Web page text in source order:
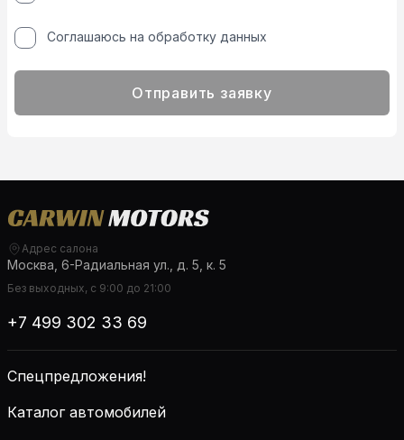
Соглашаюсь на обработку данных
Отправить заявку
Адрес салона
Москва, 6-Радиальная ул., д. 5, к. 5
Без выходных, с 9:00 до 21:00
+7 499 302 33 69
Спецпредложения!
Каталог автомобилей